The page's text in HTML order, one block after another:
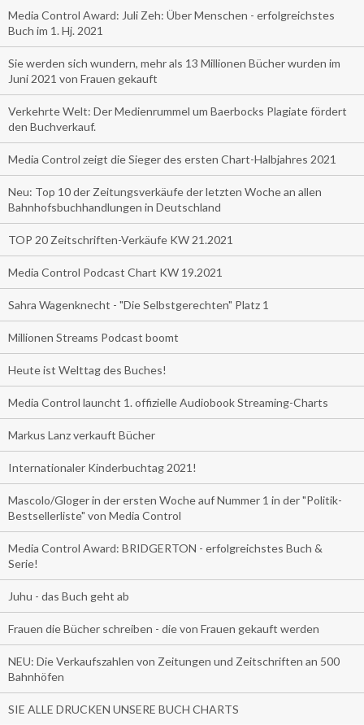
Media Control Award: Juli Zeh: Über Menschen - erfolgreichstes
Buch im 1. Hj. 2021
Sie werden sich wundern, mehr als 13 Millionen Bücher wurden im
Juni 2021 von Frauen gekauft
Verkehrte Welt: Der Medienrummel um Baerbocks Plagiate fördert
den Buchverkauf.
Media Control zeigt die Sieger des ersten Chart-Halbjahres 2021
Neu: Top 10 der Zeitungsverkäufe der letzten Woche an allen
Bahnhofsbuchhandlungen in Deutschland
TOP 20 Zeitschriften-Verkäufe KW 21.2021
Media Control Podcast Chart KW 19.2021
Sahra Wagenknecht - "Die Selbstgerechten" Platz 1
Millionen Streams Podcast boomt
Heute ist Welttag des Buches!
Media Control launcht 1. offizielle Audiobook Streaming-Charts
Markus Lanz verkauft Bücher
Internationaler Kinderbuchtag 2021!
Mascolo/Gloger in der ersten Woche auf Nummer 1 in der "Politik-
Bestsellerliste" von Media Control
Media Control Award: BRIDGERTON - erfolgreichstes Buch &
Serie!
Juhu - das Buch geht ab
Frauen die Bücher schreiben - die von Frauen gekauft werden
NEU: Die Verkaufszahlen von Zeitungen und Zeitschriften an 500
Bahnhöfen
SIE ALLE DRUCKEN UNSERE BUCH CHARTS